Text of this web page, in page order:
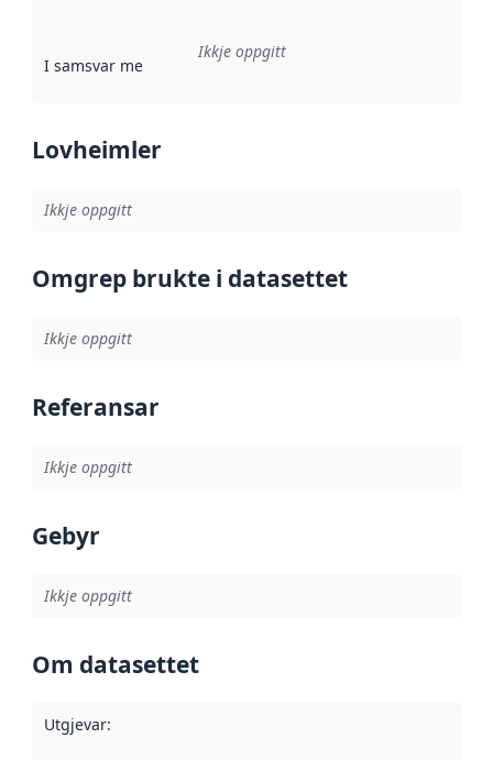
I samsvar med Referanse til ei implementeringsregel eller
Ikkje oppgitt
Lovheimler
Ikkje oppgitt
Omgrep brukte i datasettet
Ikkje oppgitt
Referansar
Ikkje oppgitt
Gebyr
Ikkje oppgitt
Om datasettet
Utgjevar: